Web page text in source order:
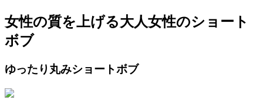
女性の質を上げる大人女性のショート
ボブ
ゆったり丸みショートボブ